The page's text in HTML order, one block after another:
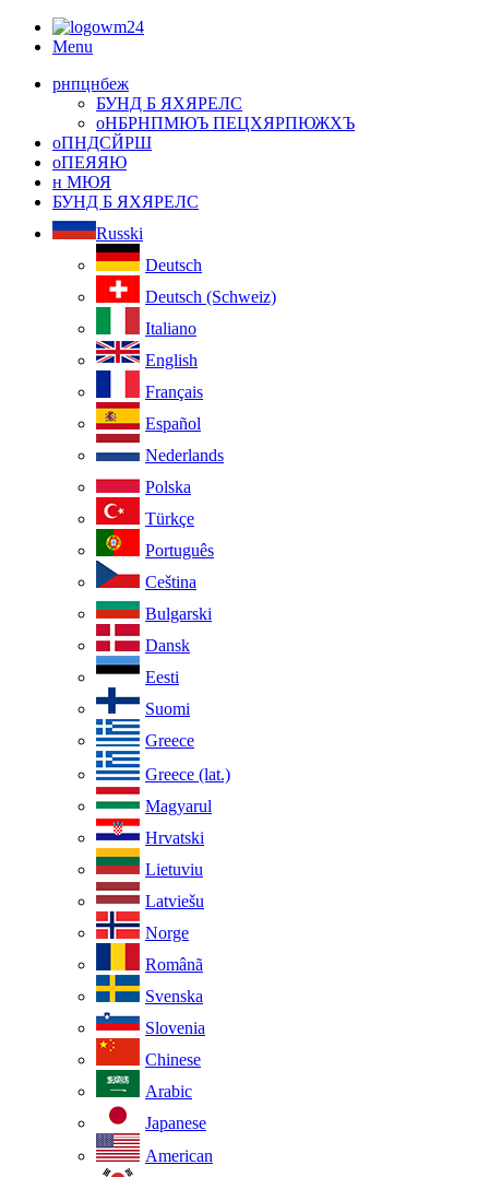
Menu
рнпцнбеж
БУНД Б ЯХЯРЕЛС
оНБРНПМЮЪ ПЕЦХЯРПЮЖХЪ
оПНДСЙРШ
оПЕЯЯЮ
н МЮЯ
БУНД Б ЯХЯРЕЛС
Russki
Deutsch
Deutsch (Schweiz)
Italiano
English
Français
Español
Nederlands
Polska
Türkçe
Português
Ceština
Bulgarski
Dansk
Eesti
Suomi
Greece
Greece (lat.)
Magyarul
Hrvatski
Lietuviu
Latviešu
Norge
Românã
Svenska
Slovenia
Chinese
Arabic
Japanese
American